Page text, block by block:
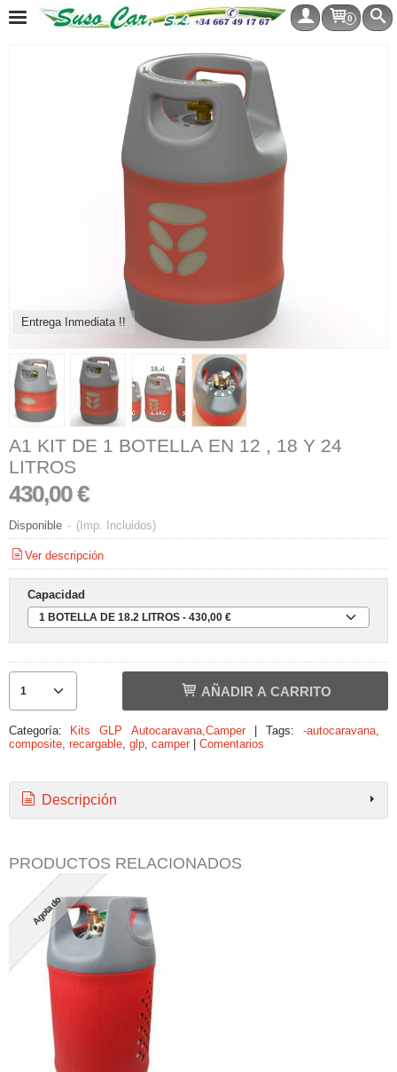
0
Entrega Inmediata !!
A1 KIT DE 1 BOTELLA EN 12 , 18 Y 24
LITROS
430,00 €
Disponible - (Imp. Incluidos)
Ver descripción
Capacidad
AÑADIR A CARRITO
Categoría: Kits GLP Autocaravana,Camper | Tags: -autocaravana
composite recargable glp camper | Comentarios
Descripción
PRODUCTOS RELACIONADOS
Agotado